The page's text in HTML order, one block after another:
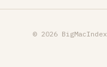
© 2026